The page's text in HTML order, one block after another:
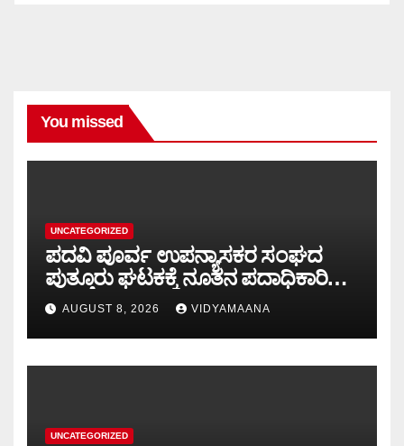
You missed
UNCATEGORIZED
ಪದವಿ ಪೂರ್ವ ಉಪನ್ಯಾಸಕರ ಸಂಘದ
ಪುತ್ತೂರು ಘಟಕಕ್ಕೆ ನೂತನ ಪದಾಧಿಕಾರಿಗಳ
ಆಯ್ಕೆ..!!
AUGUST 8, 2026 VIDYAMAANA
UNCATEGORIZED